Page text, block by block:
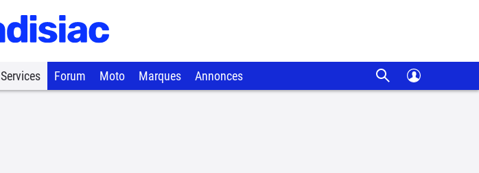
Services Forum Moto Marques Annonces